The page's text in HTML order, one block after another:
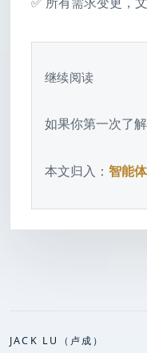
继续阅读
如果你第一次了
本文归入： 智能
JACK LU（卢成）